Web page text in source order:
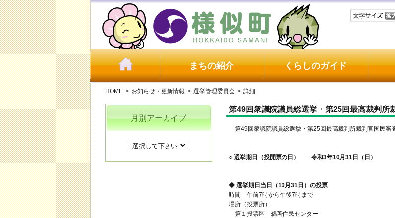
まちの紹介 くらしのガイド
HOME > お知らせ・更新情報 > 選挙管理委員会 > 詳細
第49回衆議院議員総選挙・第25回最高裁判所
第49回衆議院議員総選挙・第25回最高裁判所裁判官国民審
○ 選挙期日（投開票の日） 令和3年10月31日（日）
◆ 選挙期日当日（10月31日）の投票
時間 午前7時から午後7時まで
場所（投票所）
第１投票区 鵜苫住民センター
月別アーカイブ